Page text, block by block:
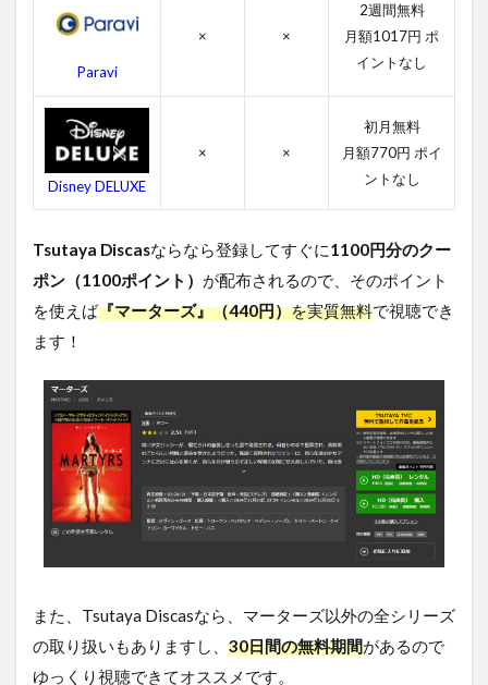
スタ
マー
ター
ズの
関連
作品
マ
タ
ー
ズ
を
料
視
す
方
法
ま
Paravi
× ×
2週間無料
月額1017円 ポ
イントなし
Disney DELUXE
× ×
初月無料
月額770円 ポイ
ントなし
Tsutaya Discasならなら登録してすぐに1100円分のクー
ポン（1100ポイント） が配布されるので、そのポイント
を使えば『マーターズ』（440円）を実質無料で視聴でき
ます！
また、Tsutaya Discasなら、マーターズ以外の全シリーズ
の取り扱いもありますし、 30日間の無料期間があるので
ゆっくり視聴できてオススメです。